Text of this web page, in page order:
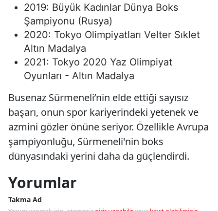
2019: Büyük Kadınlar Dünya Boks
Şampiyonu (Rusya)
2020: Tokyo Olimpiyatları Velter Sıklet
Altın Madalya
2021: Tokyo 2020 Yaz Olimpiyat
Oyunları - Altın Madalya
Busenaz Sürmeneli’nin elde ettiği sayısız
başarı, onun spor kariyerindeki yetenek ve
azmini gözler önüne seriyor. Özellikle Avrupa
şampiyonluğu, Sürmeneli'nin boks
dünyasındaki yerini daha da güçlendirdi.
Yorumlar
Takma Ad